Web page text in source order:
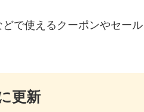
で使えるクーポンやセー
更新